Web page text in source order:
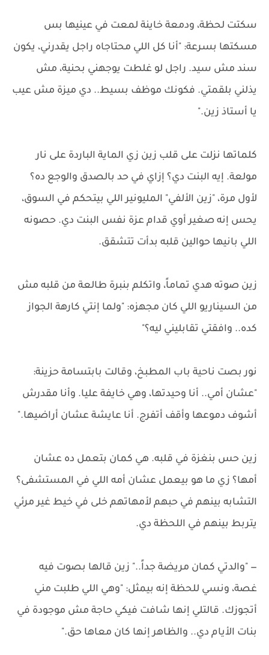
سكتت لحظة، ودمعة خاينة لمعت في عينيها بس
مسكتها بسرعة: "أنا كل اللي محتاجاه راجل يقدرني، يكون
سند مش سيد. راجل لو غلطت يوجهني بحنية، مش
يذلني بلقمتي. فكونك موظف بسيط.. دي ميزة مش عيب
يا أستاذ زين."
كلماتها نزلت على قلب زين زي الماية الباردة على نار
مولعة. إيه البنت دي؟ إزاي في حد بالصدق والوجع ده؟
لأول مرة، "زين الألفي" المليونير اللي بيتحكم في السوق،
يحس إنه صغير أوي قدام عزة نفس البنت دي. حصونه
اللي بانيها حوالين قلبه بدأت تتشقق.
زين صوته هدي تماماً، واتكلم بنبرة طالعة من قلبه مش
من السيناريو اللي كان مجهزه: "ولما إنتي كارهة الجواز
كده.. وافقتي تقابليني ليه؟"
نور بصت ناحية باب المطبخ، وقالت بابتسامة حزينة:
"عشان أمي.. أنا وحيدتها، وهي خايفة عليا. وأنا مقدرش
أشوف دموعها وأقف أتفرج. أنا عايشة عشان أراضيها."
زين حس بنغزة في قلبه. هي كمان بتعمل ده عشان
أمها؟ زي ما هو بيعمل عشان أمه اللي في المستشفى؟
التشابه بينهم في حبهم لأمهاتهم خلى في خيط غير مرئي
يتربط بينهم في اللحظة دي.
— "والدتي كمان مريضة جداً.." زين قالها بصوت فيه
غصة، ونسي للحظة إنه بيمثل: "وهي اللي طلبت مني
أتجوزك. قالتلي إنها شافت فيكي حاجة مش موجودة في
بنات الأيام دي.. والظاهر إنها كان معاها حق."